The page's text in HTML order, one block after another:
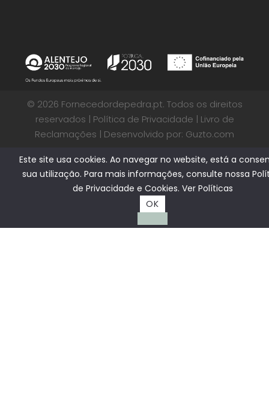
© 2026 Fornecedordepedra.pt. Todos os direitos
reservados | Política de Privacidade | Livro de
Reclamações | Desenvolvido por: Guzto.com
Este site usa cookies. Ao navegar no website, está a
sua utilização. Para mais informações, consulte nossa
de Privacidade e Cookies. Ver Políticas
OK